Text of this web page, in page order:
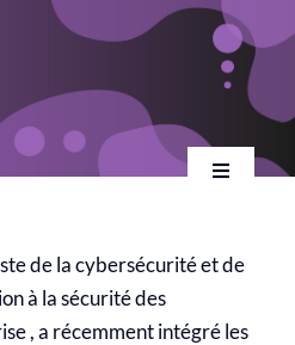
Toggle
nous
de la cybersécurité et de
à la sécurité des
, a récemment intégré les